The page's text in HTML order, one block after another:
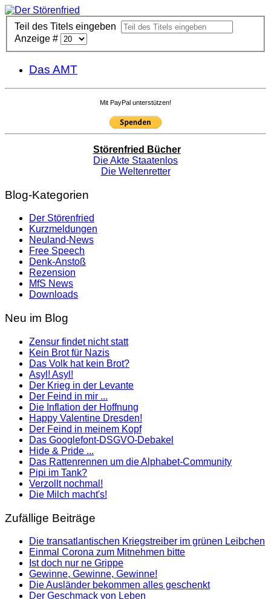
Teil des Titels eingeben
Anzeige #
Das AMT
Mit PayPal unterstützen!
Störenfried Bücher
Die Akte Staatenlos
Die Weltenretter
Blog-Kategorien
Der Störenfried
Kurzmeldungen
Neuland-News
Free Speech
Denk-Anstoß
Rezension
MfS News
Downloads
Neu im Blog
Zensur findet nicht statt
Kein Brot für Nazis
Das Volk hat kein Brot?
Asyl! Asyl!
Der Krieg in der Levante
Der Feind in mir ...
Die Inflation der Hoffnung
Happy Valentine Dresden!
Der Feind in meinem Kopf
Das Googlefont-DSGVO-Debakel
Hide & Pride ...
Das Rattenrennen um die Alphabet-Community
Pipi im Tank?
Verzollt nochmal!
Die Milch macht's!
Zufällige Beiträge
Die transatlantischen Kriegstreiber im grünen Leibchen
Einmal Corona zum Mitnehmen bitte
Ist doch nur ne Grippe
Gewinne, Gewinne, Gewinne!
Die Ausländer bekommen alles geschenkt
Der Geschmack von Leben